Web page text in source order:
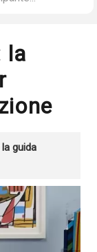
la
la guida